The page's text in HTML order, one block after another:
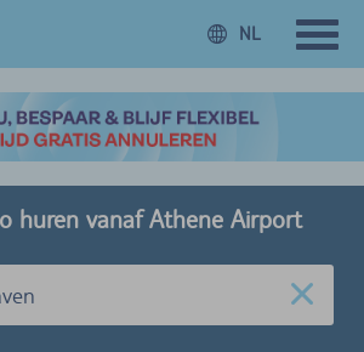
NL
huren vanaf Athene Airport